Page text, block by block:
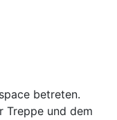
betreten.
Treppe und dem